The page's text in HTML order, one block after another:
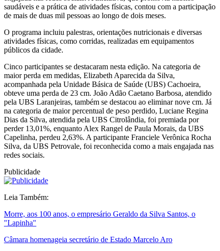
saudáveis e a prática de atividades físicas, contou com a participação
de mais de duas mil pessoas ao longo de dois meses.
O programa incluiu palestras, orientações nutricionais e diversas
atividades físicas, como corridas, realizadas em equipamentos
públicos da cidade.
Cinco participantes se destacaram nesta edição. Na categoria de
maior perda em medidas, Elizabeth Aparecida da Silva,
acompanhada pela Unidade Básica de Saúde (UBS) Cachoeira,
obteve uma perda de 23 cm. João Adão Caetano Barbosa, atendido
pela UBS Laranjeiras, também se destacou ao eliminar nove cm. Já
na categoria de maior percentual de peso perdido, Luciane Regina
Dias da Silva, atendida pela UBS Citrolândia, foi premiada por
perder 13,01%, enquanto Alex Rangel de Paula Morais, da UBS
Capelinha, perdeu 2,63%. A participante Franciele Verônica Rocha
Silva, da UBS Petrovale, foi reconhecida como a mais engajada nas
redes sociais.
Publicidade
Leia Também:
Morre, aos 100 anos, o empresário Geraldo da Silva Santos, o
"Lapinha"
Câmara homenageia secretário de Estado Marcelo Aro